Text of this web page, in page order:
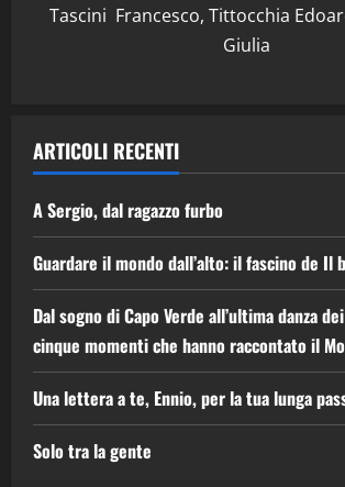
Tascini Francesco, Tittocchia
Giulia
ARTICOLI RECENTI
A Sergio, dal ragazzo furbo
Guardare il mondo dall’alto: il fascino de Il
Dal sogno di Capo Verde all’ultima danza
cinque momenti che hanno raccontato il
Una lettera a te, Ennio, per la tua lunga
Solo tra la gente